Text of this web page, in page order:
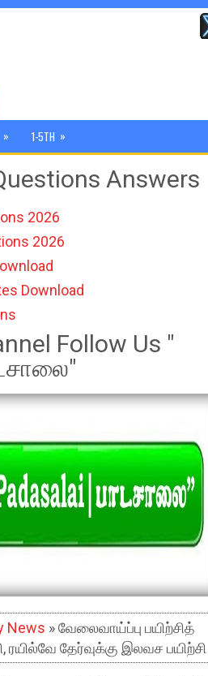
» 1-5TH »
Answers
2026
2026
Download
Follow Us "
News » வேலைவாய்ப்பு பயிற்சித்
ரயில்வே தேர்வுக்கு இலவச பயிற்சி